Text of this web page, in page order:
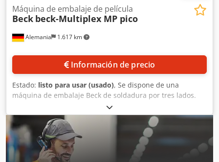
Alemania 1.617 km
Máquina de embalaje de película
Beck beck-Multiplex MP pico
Información de precio
Estado: listo para usar (usado), Se dispone de una
máquina de embalaje Beck de soldadura por tres lados.
Materiales de procesamiento: monofilm reciclable,
material reciclado, film biodegradable. Rango de ancho del
producto: 20 mm – 400 mm, altura máxima del producto:
200 mm, rendimiento máximo de embalaje: 60 ciclos/min.
Incluye túnel de retracción beck. Documentación
disponible. Posibilidad de inspección previa cita. Cjdpfexn